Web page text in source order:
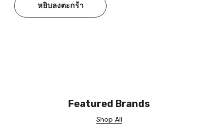
หยิบลงตะกร้า
Featured Brands
Shop All